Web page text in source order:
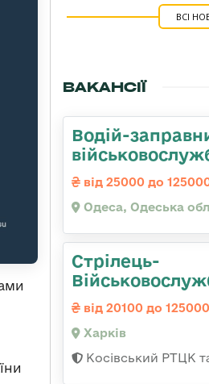
ВСІ
ВАКАНСІЇ
Водій-
від 25000 до
Одеса, Одеська
Стрілець-
від 20100 до
Харків
Косівський РТЦК